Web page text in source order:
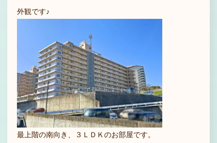
外観です♪
最上階の南向き、３ＬＤＫのお部屋です。